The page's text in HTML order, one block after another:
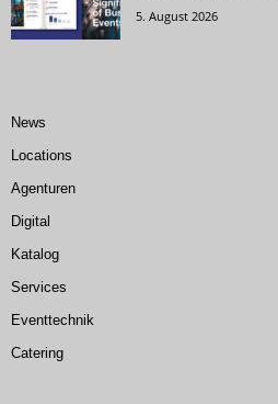
5. August 2026
News
Locations
Agenturen
Digital
Katalog
Services
Eventtechnik
Catering